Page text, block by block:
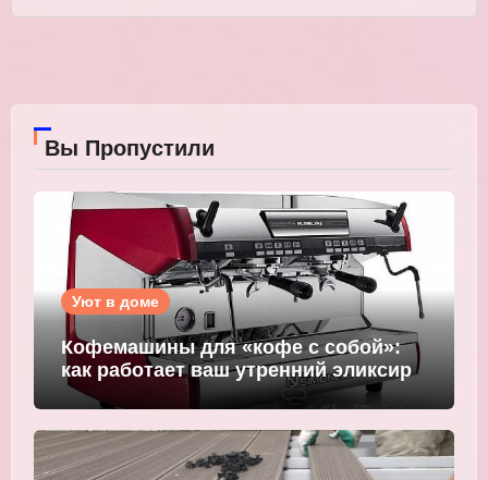
Вы Пропустили
Уют в доме
Кофемашины для «кофе с собой»:
как работает ваш утренний эликсир